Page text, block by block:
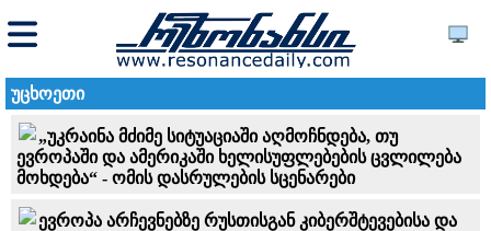
უცხოეთი
„უკრაინა მძიმე სიტუაციაში აღმოჩნდება, თუ
ევროპაში და ამერიკაში ხელისუფლებების ცვლილება
მოხდება“ - ომის დასრულების სცენარები
ევროპა არჩევნებზე რუსთისგან კიბერშტევებისა და